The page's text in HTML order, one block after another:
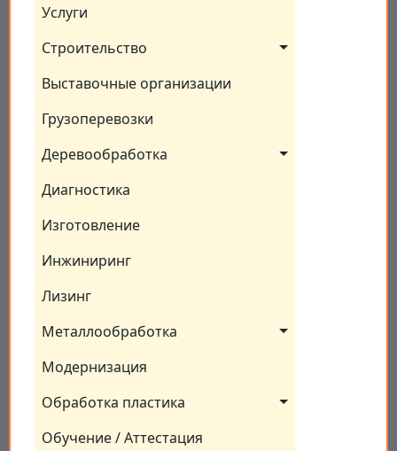
Услуги
Строительство
Выставочные организации
Грузоперевозки
Деревообработка
Диагностика
Изготовление
Инжиниринг
Лизинг
Металлообработка
Модернизация
Обработка пластика
Обучение / Аттестация